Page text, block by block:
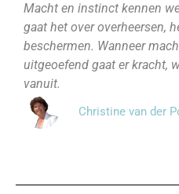
Macht en instinct kennen
gaat het over overheersen,
beschermen. Wanneer
uitgeoefend gaat er kracht,
vanuit.
Christine van der